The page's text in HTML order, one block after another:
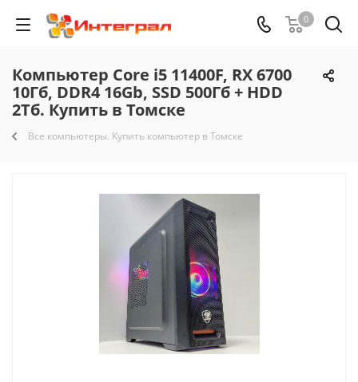
0
Компьютер Core i5 11400F, RX 6700
10Гб, DDR4 16Gb, SSD 500Гб + HDD
2Тб. Купить в Томске
Все компьютеры. Купить компьютер в Томске